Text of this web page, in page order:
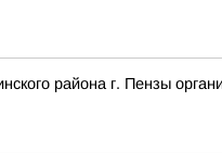
района г. Пензы